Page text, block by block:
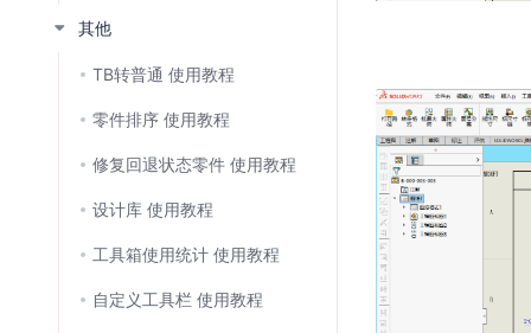
其他
TB转普通 使用教程
零件排序 使用教程
修复回退状态零件 使用教程
设计库 使用教程
工具箱使用统计 使用教程
自定义工具栏 使用教程